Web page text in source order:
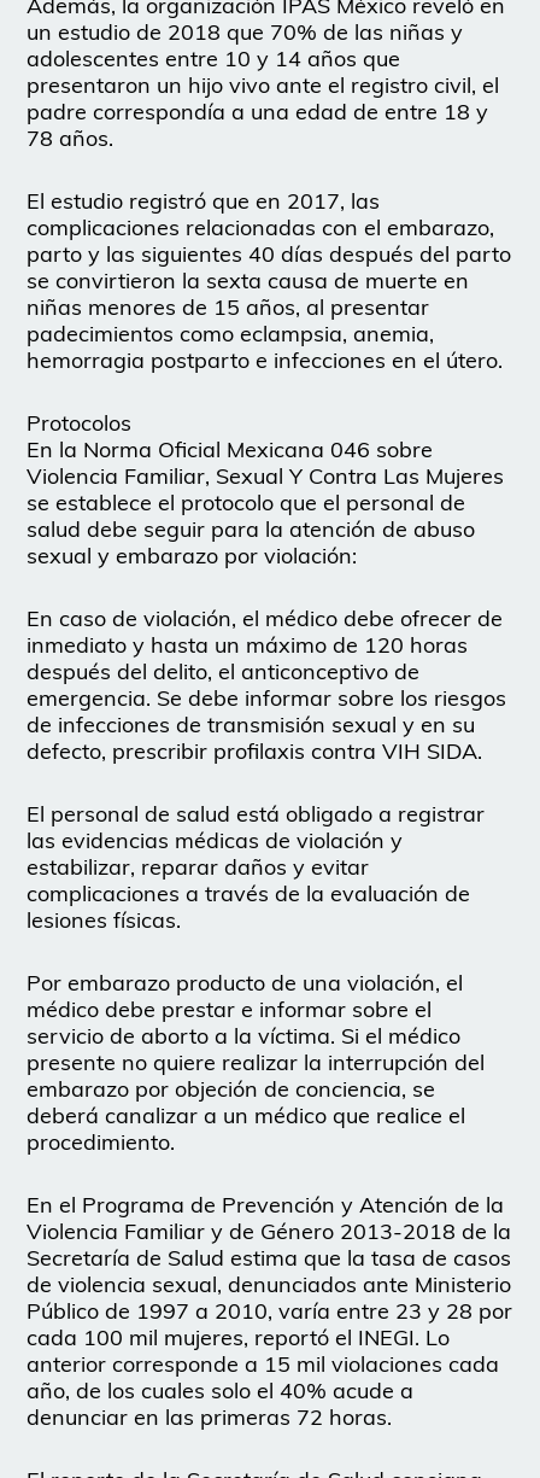
un estudio de 2018 que 70% de las niñas y
adolescentes entre 10 y 14 años que
presentaron un hijo vivo ante el registro civil, el
padre correspondía a una edad de entre 18 y
78 años.
El estudio registró que en 2017, las
complicaciones relacionadas con el embarazo,
parto y las siguientes 40 días después del parto
se convirtieron la sexta causa de muerte en
niñas menores de 15 años, al presentar
padecimientos como eclampsia, anemia,
hemorragia postparto e infecciones en el útero.
Protocolos
En la Norma Oficial Mexicana 046 sobre
Violencia Familiar, Sexual Y Contra Las Mujeres
se establece el protocolo que el personal de
salud debe seguir para la atención de abuso
sexual y embarazo por violación:
En caso de violación, el médico debe ofrecer de
inmediato y hasta un máximo de 120 horas
después del delito, el anticonceptivo de
emergencia. Se debe informar sobre los riesgos
de infecciones de transmisión sexual y en su
defecto, prescribir profilaxis contra VIH SIDA.
El personal de salud está obligado a registrar
las evidencias médicas de violación y
estabilizar, reparar daños y evitar
complicaciones a través de la evaluación de
lesiones físicas.
Por embarazo producto de una violación, el
médico debe prestar e informar sobre el
servicio de aborto a la víctima. Si el médico
presente no quiere realizar la interrupción del
embarazo por objeción de conciencia, se
deberá canalizar a un médico que realice el
procedimiento.
En el Programa de Prevención y Atención de la
Violencia Familiar y de Género 2013-2018 de la
Secretaría de Salud estima que la tasa de casos
de violencia sexual, denunciados ante Ministerio
Público de 1997 a 2010, varía entre 23 y 28 por
cada 100 mil mujeres, reportó el INEGI. Lo
anterior corresponde a 15 mil violaciones cada
año, de los cuales solo el 40% acude a
denunciar en las primeras 72 horas.